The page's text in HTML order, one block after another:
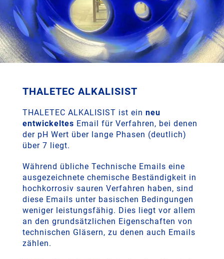
THALETEC ALKALISIST
THALETEC ALKALISIST ist ein neu
entwickeltes Email für Verfahren, bei denen
der pH Wert über lange Phasen (deutlich)
über 7 liegt.
Während übliche Technische Emails eine
ausgezeichnete chemische Beständigkeit in
hochkorrosiv sauren Verfahren haben, sind
diese Emails unter basischen Bedingungen
weniger leistungsfähig. Dies liegt vor allem
an den grundsätzlichen Eigenschaften von
technischen Gläsern, zu denen auch Emails
zählen.